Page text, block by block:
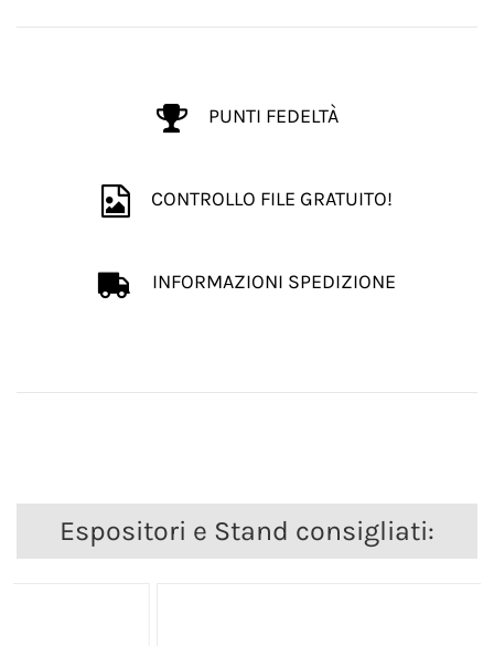
PUNTI FEDELTÀ
CONTROLLO FILE GRATUITO!
INFORMAZIONI SPEDIZIONE
Espositori e Stand consigliati: